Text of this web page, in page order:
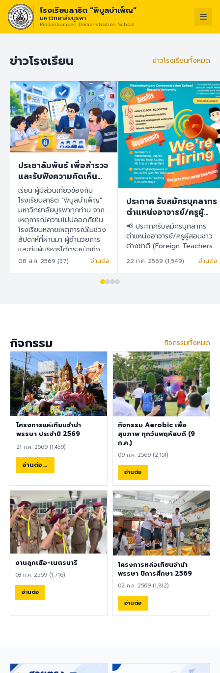
โรงเรียนสาธิต “พิบูลบำเพ็ญ”
มหาวิทยาลัยบูรพา
Piboonbumpen Demonstration School
ข่าวโรงเรียน ข่าวโรงเรียนทั้งหมด
ประชาสัมพันธ์ เพื่อสำรวจ
และรับฟังความคิดเห็น
ของทุกฝ่ายที่เกี่ยวข้องกับ
โรงเรียนสาธิต "พิบูล
บำเพ็ญ" มหาวิทยาลัย
บูรพา เพื่อนำข้อมูลไปใช้
ในการวางแผน พัฒนา
และยกระดับระบบความ
ปลอดภัยของโรงเรียน
อย่างเป็นรูปธรรม
เรียน ผู้มีส่วนเกี่ยวข้องกับ
โรงเรียนสาธิต "พิบูลบำเพ็ญ"
มหาวิทยาลัยบูรพาทุกท่าน จาก
เหตุการณ์ความไม่ปลอดภัยใน
โรงเรียนหลายเหตุการณ์ในช่วง
สัปดาห์ที่ผ่านมา ผู้อำนวยการ
และทีมผู้บริหารได้ตระหนักถึง
ความปลอดภัยในโรงเรียนเป็น
มั่นในการพัฒนาสภาพแวดล้อม
โรงเรียนสาธิต "พิบูลบำเพ็ญ"
มหาวิทยาลัยบูรพา เพื่อนำข้อมูล
ไปใช้ในการ วางแผน พัฒนา
และยกระดับระบบความ
ปลอดภัยของโรงเรียนอย่างเป็น
รูปธรรม ขอความอนุเคราะห์ทุก
ท่านในการทำแบบสำรวจ ภายใน
วันที่ 9 สิงหาคม 2569 เพื่อนำ
ผลการสำรวจไปใช้ดำเนินการต่อ
ไป แบบสำรวจความคิดเห็นด้าน
ความปลอดภัย คลิกที่นี่เพื่อร่วม
แสดงความคิดเห็น ผู้อำนวยการ
ขอขอบคุณทุกความคิดเห็น
เพราะความคิดเห็นของท่านคือ
เสียงสำคัญของการพัฒนา
โรงเรียนอย่างยั่งยืน 8
สิงหาคม 2569
08 ส.ค. 2569 (37) อ่านต่อ
ประกาศ รับสมัครบุคลากร
ตำแหน่งอาจารย์/ครูผู้
สอนชาวต่างชาติ
(Foreign Teachers)
📢 ประกาศรับสมัครบุคลากร
ตำแหน่งอาจารย์/ครูผู้สอนชาว
ต่างชาติ (Foreign Teachers)
โรงเรียนสาธิต "พิบูลบำเพ็ญ"
มหาวิทยาลัยบูรพา 🇹🇭 ภาษา
ไทย โรงเรียนสาธิต "พิบูล
เดือน 30,000 – 40,000
บาท เงินช่วยเหลือค่าที่พัก
6,500 บาท/เดือน สวัสดิการ
การต่ออายุ Visa และ Work
Permit ประกันสุขภาพเอกชน
คุณสมบัติประจำตำแหน่ง สำเร็จ
การศึกษาระดับปริญญาตรี ใน
สาขาวิชาคณิตศาสตร์ ภาษา
อังกฤษ วิทยาศาสตร์
สังคมศึกษา สุขศึกษา/
พลศึกษา ศิลปะ หรือสาขาอื่นที่
เกี่ยวข้อง เป็นผู้ใช้ภาษาอังกฤษ
Speaker) หรือหากไม่ใช่เจ้าของ
ภาษา ต้องมีผลการทดสอบ
ภาษาอังกฤษ TOEIC ไม่ต่ำกว่า
785 คะแนน หากมีประสบการณ์
ด้านการจัดการเรียนการสอนจะ
ได้รับการพิจารณาเป็นพิเศษ
เอกสารประกอบการสมัครและ
การติดต่อ ผู้สนใจสามารถส่ง
ประวัติส่วนตัว (CV), สำเนา
หนังสือเดินทาง (Passport),
สำเนาใบปริญญาบัตร, เอกสาร
ทั้งวิดีโอแนะนำตัวสั้น ๆ (Short
Introduction Video) ได้ที่
อีเมล hr@satit.buu.ac.th
22 ก.ค. 2569 (1,549) อ่านต่อ
กิจกรรม กิจกรรมทั้งหมด
โครงการแห่เทียนจำนำ
พรรษา ประจำปี 2569
21 ก.ค. 2569 (1,459)
อ่านต่อ
กิจกรรม Aerobic เพื่อ
สุขภาพ ทุกวันพฤหัสบดี (9
ก.ค.)
09 ก.ค. 2569 (2,151)
อ่านต่อ
งานลูกเสือ-เนตรนารี
03 ก.ค. 2569 (1,716)
อ่านต่อ
โครงการหล่อเทียนจำนำ
พรรษา ปีการศึกษา 2569
02 ก.ค. 2569 (1,812)
อ่านต่อ